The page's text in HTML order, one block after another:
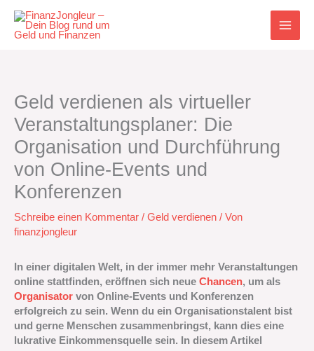
Inhalt
springen
Geld verdienen als virtueller
Veranstaltungsplaner: Die
Organisation und Durchführung
von Online-Events und
Konferenzen
Schreibe einen Kommentar / Geld verdienen / Von
finanzjongleur
In einer digitalen Welt, in der immer mehr Veranstaltungen
online stattfinden, eröffnen sich neue Chancen, um als
Organisator von Online-Events und Konferenzen
erfolgreich zu sein. Wenn du ein Organisationstalent bist
und gerne Menschen zusammenbringst, kann dies eine
lukrative Einkommensquelle sein. In diesem Artikel